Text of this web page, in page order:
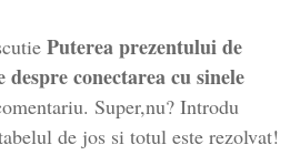
Puterea prezentului de
conectarea cu sinele
Super,nu? Introdu
de jos si totul este rezolvat!